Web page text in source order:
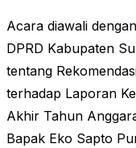
Acara diawali
DPRD Kabupaten
tentang
terhadap Laporan
Akhir Tahun
Bapak Eko Sapto